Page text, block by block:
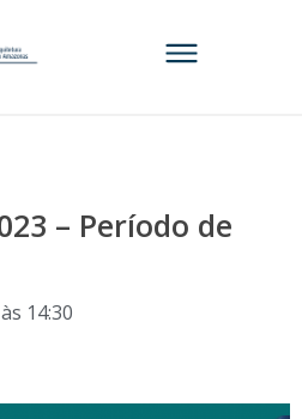
– Período de
14:30